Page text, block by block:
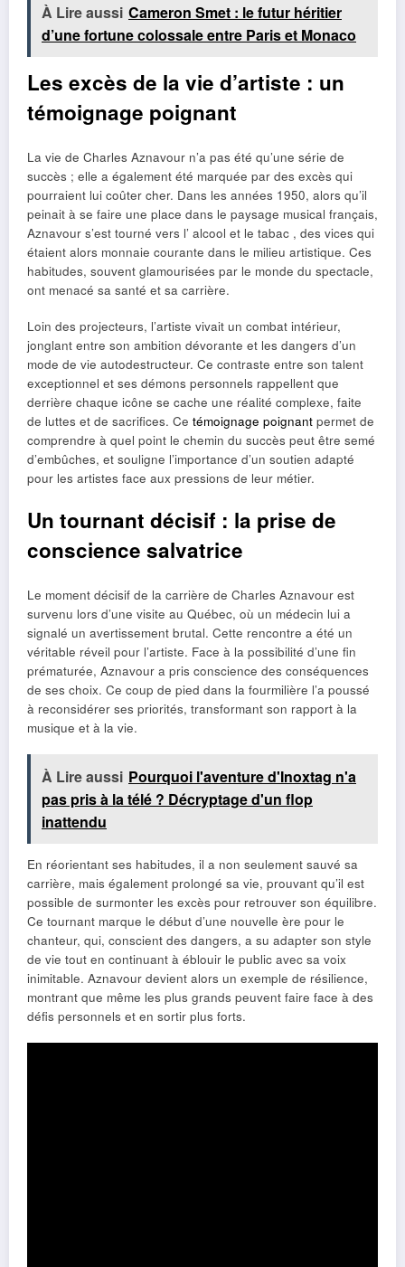
À Lire aussi Cameron Smet : le futur héritier
d’une fortune colossale entre Paris et Monaco
Les excès de la vie d’artiste : un
témoignage poignant
La vie de Charles Aznavour n’a pas été qu’une série de
succès ; elle a également été marquée par des excès qui
pourraient lui coûter cher. Dans les années 1950, alors qu’il
peinait à se faire une place dans le paysage musical français,
Aznavour s’est tourné vers l’ alcool et le tabac , des vices qui
étaient alors monnaie courante dans le milieu artistique. Ces
habitudes, souvent glamourisées par le monde du spectacle,
ont menacé sa santé et sa carrière.
Loin des projecteurs, l’artiste vivait un combat intérieur,
jonglant entre son ambition dévorante et les dangers d’un
mode de vie autodestructeur. Ce contraste entre son talent
exceptionnel et ses démons personnels rappellent que
derrière chaque icône se cache une réalité complexe, faite
de luttes et de sacrifices. Ce témoignage poignant permet de
comprendre à quel point le chemin du succès peut être semé
d’embûches, et souligne l’importance d’un soutien adapté
pour les artistes face aux pressions de leur métier.
Un tournant décisif : la prise de
conscience salvatrice
Le moment décisif de la carrière de Charles Aznavour est
survenu lors d’une visite au Québec, où un médecin lui a
signalé un avertissement brutal. Cette rencontre a été un
véritable réveil pour l’artiste. Face à la possibilité d’une fin
prématurée, Aznavour a pris conscience des conséquences
de ses choix. Ce coup de pied dans la fourmilière l’a poussé
à reconsidérer ses priorités, transformant son rapport à la
musique et à la vie.
À Lire aussi Pourquoi l'aventure d'Inoxtag n'a
pas pris à la télé ? Décryptage d'un flop
inattendu
En réorientant ses habitudes, il a non seulement sauvé sa
carrière, mais également prolongé sa vie, prouvant qu’il est
possible de surmonter les excès pour retrouver son équilibre.
Ce tournant marque le début d’une nouvelle ère pour le
chanteur, qui, conscient des dangers, a su adapter son style
de vie tout en continuant à éblouir le public avec sa voix
inimitable. Aznavour devient alors un exemple de résilience,
montrant que même les plus grands peuvent faire face à des
défis personnels et en sortir plus forts.